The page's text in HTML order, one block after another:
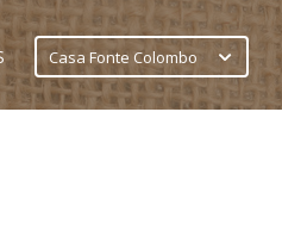
Casa Fonte Colombo